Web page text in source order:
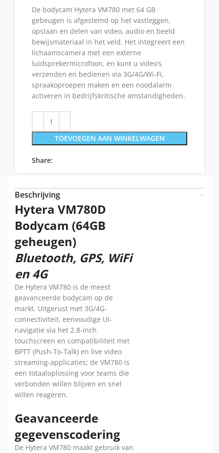
De bodycam Hytera VM780 met 64 GB
gebeugen is afgestemd op het vastleggen,
opslaan en delen van video, audio en beeld
bewijsmateriaal in het veld. Het integreert een
lichaamscamera met een externe
luidsprekermicrofoon, en kunt u video’s
verzenden en bedienen via 3G/4G/Wi-Fi,
spraakoproepen maken en een noodalarm
activeren in bedrijfskritische omstandigheden.
TOEVOEGEN AAN WINKELWAGEN
Share:
Beschrijving
Hytera VM780D
Bodycam (64GB
geheugen)
Bluetooth, GPS, WiFi
en 4G
De Hytera VM780 is de meest
geavanceerde bodycam op de
markt. Uitgerust met 3G/4G-
connectiviteit, eenvoudige UI-
navigatie via het 2.8-inch
touchscreen en compatibiliteit met
BPTT (Push-To-Talk) en live video
streaming-applicaties; de VM780 is
een totaaloplossing voor teams die
verbonden willen blijven en snel
willen reageren.
Geavanceerde
gegevenscodering
De Hytera VM780 maakt gebruik van